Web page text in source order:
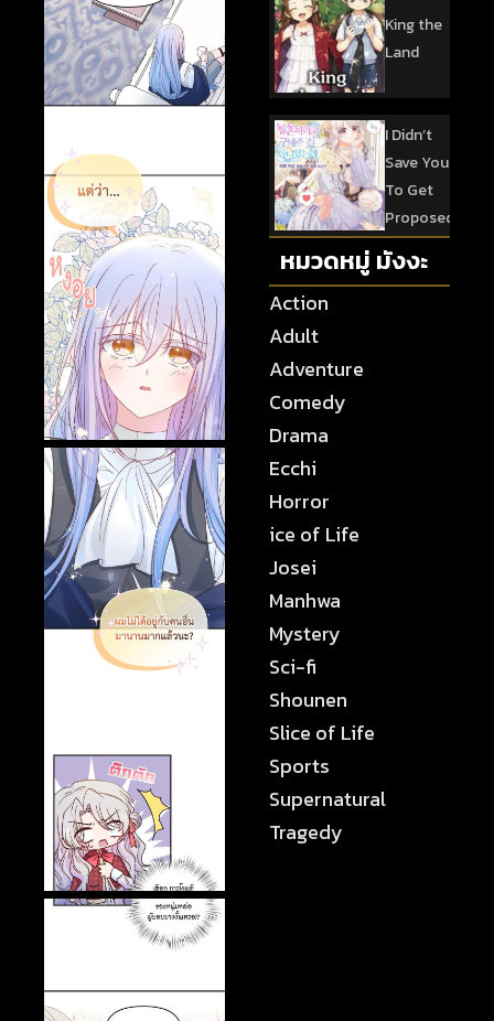
King the
Land
I Didn’t
Save You
To Get
Proposed
หมวดหมู่ มังงะ
Action
Adult
Adventure
Comedy
Drama
Ecchi
Horror
ice of Life
Josei
Manhwa
Mystery
Sci-fi
Shounen
Slice of Life
Sports
Supernatural
Tragedy